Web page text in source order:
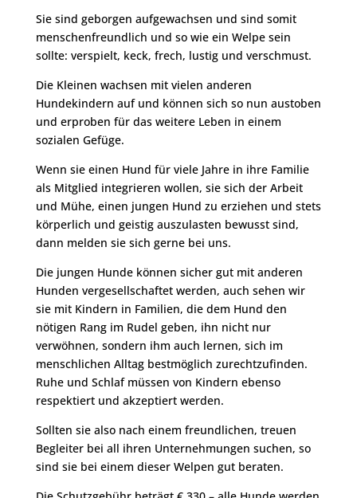
Sie sind geborgen aufgewachsen und sind somit
menschenfreundlich und so wie ein Welpe sein
sollte: verspielt, keck, frech, lustig und verschmust.
Die Kleinen wachsen mit vielen anderen
Hundekindern auf und können sich so nun austoben
und erproben für das weitere Leben in einem
sozialen Gefüge.
Wenn sie einen Hund für viele Jahre in ihre Familie
als Mitglied integrieren wollen, sie sich der Arbeit
und Mühe, einen jungen Hund zu erziehen und stets
körperlich und geistig auszulasten bewusst sind,
dann melden sie sich gerne bei uns.
Die jungen Hunde können sicher gut mit anderen
Hunden vergesellschaftet werden, auch sehen wir
sie mit Kindern in Familien, die dem Hund den
nötigen Rang im Rudel geben, ihn nicht nur
verwöhnen, sondern ihm auch lernen, sich im
menschlichen Alltag bestmöglich zurechtzufinden.
Ruhe und Schlaf müssen von Kindern ebenso
respektiert und akzeptiert werden.
Sollten sie also nach einem freundlichen, treuen
Begleiter bei all ihren Unternehmungen suchen, so
sind sie bei einem dieser Welpen gut beraten.